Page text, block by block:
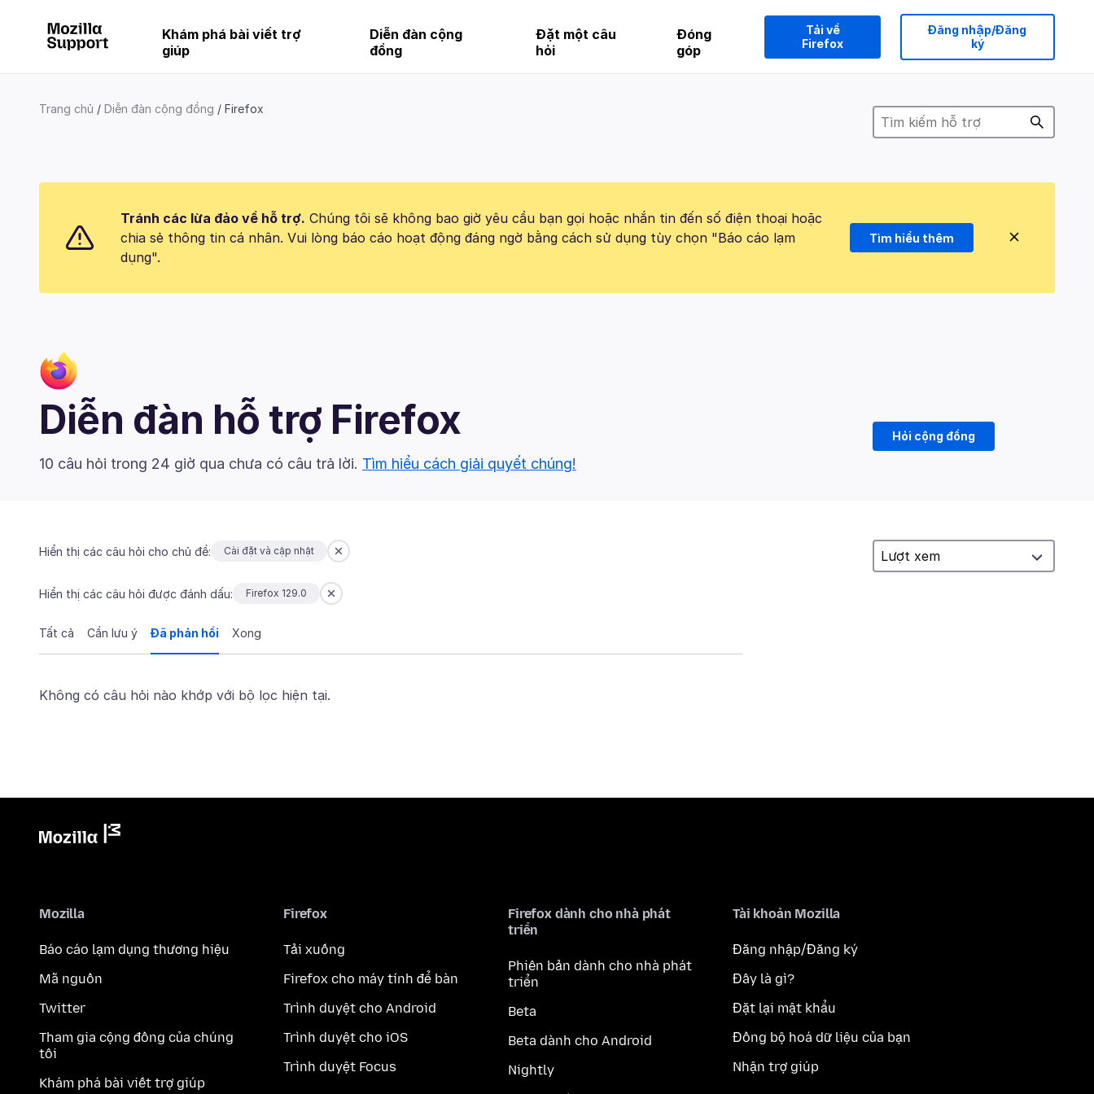
Khám phá bài viết trợ
giúp
Diễn đàn cộng
đồng
Đặt một câu
hỏi
Đóng
góp
Tải về
Firefox
Đăng nhập/Đăng
ký
Trang chủ Diễn đàn cộng đồng Firefox
Tránh các lừa đảo về hỗ trợ. Chúng tôi sẽ không bao giờ yêu cầu bạn gọi hoặc nhắn tin đến số điện thoại hoặc
chia sẻ thông tin cá nhân. Vui lòng báo cáo hoạt động đáng ngờ bằng cách sử dụng tùy chọn "Báo cáo lạm
dụng".
Tìm hiểu thêm
Diễn đàn hỗ trợ Firefox
10 câu hỏi trong 24 giờ qua chưa có câu trả lời. Tìm hiểu cách giải quyết chúng!
Hỏi cộng đồng
Hiển thị các câu hỏi cho chủ đề: Cài đặt và cập nhật
Hiển thị các câu hỏi được đánh dấu: Firefox 129.0
Tất cả Cần lưu ý Đã phản hồi Xong
Không có câu hỏi nào khớp với bộ lọc hiện tại.
Mozilla
Báo cáo lạm dụng thương hiệu
Mã nguồn
Twitter
Tham gia cộng đồng của chúng
tôi
Khám phá bài viết trợ giúp
Firefox
Tải xuống
Firefox cho máy tính để bàn
Trình duyệt cho Android
Trình duyệt cho iOS
Trình duyệt Focus
Firefox dành cho nhà phát
triển
Phiên bản dành cho nhà phát
triển
Beta
Beta dành cho Android
Nightly
Tài khoản Mozilla
Đăng nhập/Đăng ký
Đây là gì?
Đặt lại mật khẩu
Đồng bộ hoá dữ liệu của bạn
Nhận trợ giúp